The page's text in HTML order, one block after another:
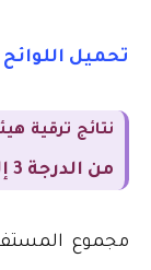
تحميل اللوائح
نتائج ترقية
من الدرجة 3 إلى الدرجة 2
مجموع